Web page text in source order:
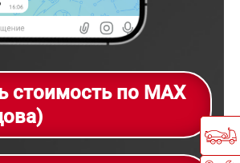
стоимость по MAX